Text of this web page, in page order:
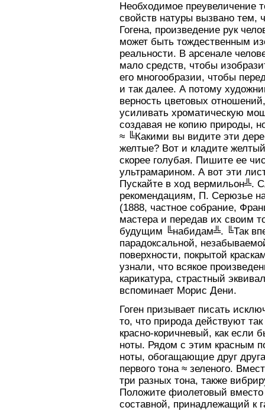
Необходимое преувеличение
свойств натуры вызвано тем,
Гогена, произведение рук
может быть тождественным
реальности. В арсенале
мало средств, чтобы
его многообразии, чтобы
и так далее. А потому
верность цветовых
усиливать хроматическую
создавая не копию природы,
≈ ╚Какими вы видите эти
желтые? Вот и кладите
скорее голубая. Пишите ее
ультрамарином. А вот эти
Пускайте в ход вермильон╩.
рекомендациям, П. Серюзье
(1888, частное собрание,
мастера и передав их своим
будущим ╚набидам╩. ╚Так
парадоксальной,
поверхности, покрытой
узнали, что всякое
карикатура, страстный
вспоминает Морис Дени.
Гоген призывает писать
то, что природа действуют
красно-коричневый, как
ноты. Рядом с этим красным
ноты, обогащающие друг
первого тона ≈ зеленого.
три разных тона, также
Положите фиолетовый вместо
составной, принадлежащий к